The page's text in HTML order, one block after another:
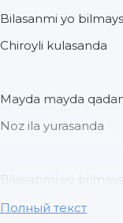
Bilasanmi yo
Chiroyli kulasanda
Mayda mayda
Noz ila yurasanda
Bilasanmi yo
Chiroyli kulasanda
Полный текст